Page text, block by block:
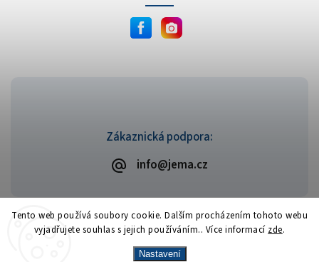
Tento web používá soubory cookie. Dalším procházením tohoto webu
vyjadřujete souhlas s jejich používáním.. Více informací zde.
Nastavení
Zákaznická podpora:
info@jema.cz
Copyright 2026JEMA.cz. Všechna práva vyhrazena.
VytvořilShoptet| Design